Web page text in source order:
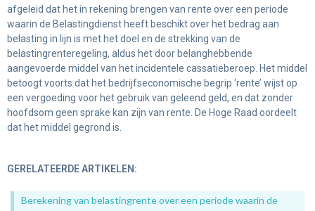
afgeleid dat het in rekening brengen van rente over een periode
waarin de Belastingdienst heeft beschikt over het bedrag aan
belasting in lijn is met het doel en de strekking van de
belastingrenteregeling, aldus het door belanghebbende
aangevoerde middel van het incidentele cassatieberoep. Het middel
betoogt voorts dat het bedrijfseconomische begrip ‘rente’ wijst op
een vergoeding voor het gebruik van geleend geld, en dat zonder
hoofdsom geen sprake kan zijn van rente. De Hoge Raad oordeelt
dat het middel gegrond is.
GERELATEERDE ARTIKELEN:
Berekening van belastingrente over een periode waarin de